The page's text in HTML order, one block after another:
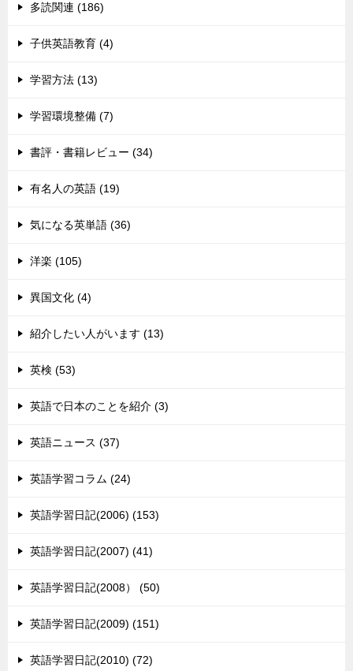
多読関連 (186)
子供英語教育 (4)
学習方法 (13)
学習環境整備 (7)
書評・書籍レビュー (34)
有名人の英語 (19)
気になる英単語 (36)
洋楽 (105)
異国文化 (4)
紹介したい人がいます (13)
英検 (53)
英語で日本のことを紹介 (3)
英語ニュース (37)
英語学習コラム (24)
英語学習日記(2006) (153)
英語学習日記(2007) (41)
英語学習日記(2008） (50)
英語学習日記(2009) (151)
英語学習日記(2010) (72)